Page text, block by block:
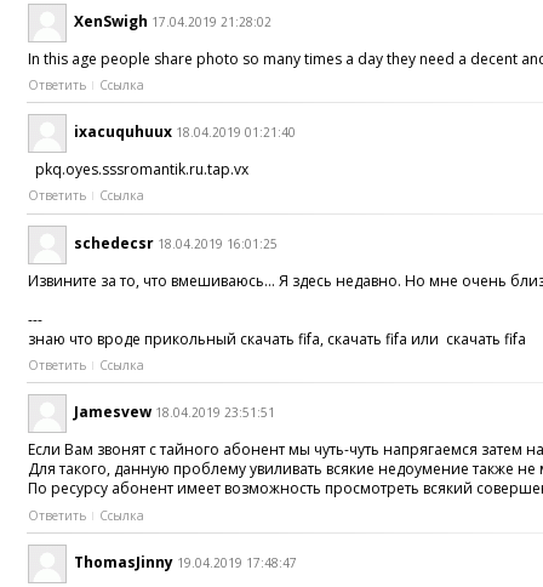
XenSwigh 17.04.2019 21:28:02
In this age people share photo so many times a day they need a decent
Ответить Ссылка
ixacuquhuux 18.04.2019 01:21:40
pkq.oyes.sssromantik.ru.tap.vx
Ответить Ссылка
schedecsr 18.04.2019 16:01:25
Извините за то, что вмешиваюсь… Я здесь недавно. Но мне очень
---
знаю что вроде прикольный скачать fifa, скачать fifa или скачать fifa
Ответить Ссылка
Jamesvew 18.04.2019 23:51:51
Если Вам звонят с тайного абонент мы чуть-чуть напрягаемся
Для такого, данную проблему увиливать всякие недоумение также
По ресурсу абонент имеет возможность просмотреть всякий
Ответить Ссылка
ThomasJinny 19.04.2019 17:48:47